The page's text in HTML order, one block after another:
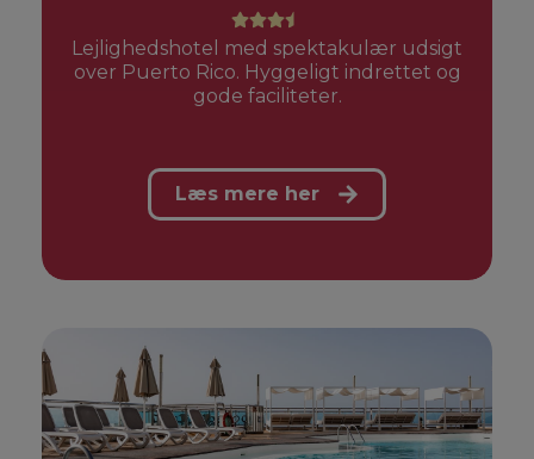
Lejlighedshotel med spektakulær udsigt
over Puerto Rico. Hyggeligt indrettet og
gode faciliteter.
Læs mere her